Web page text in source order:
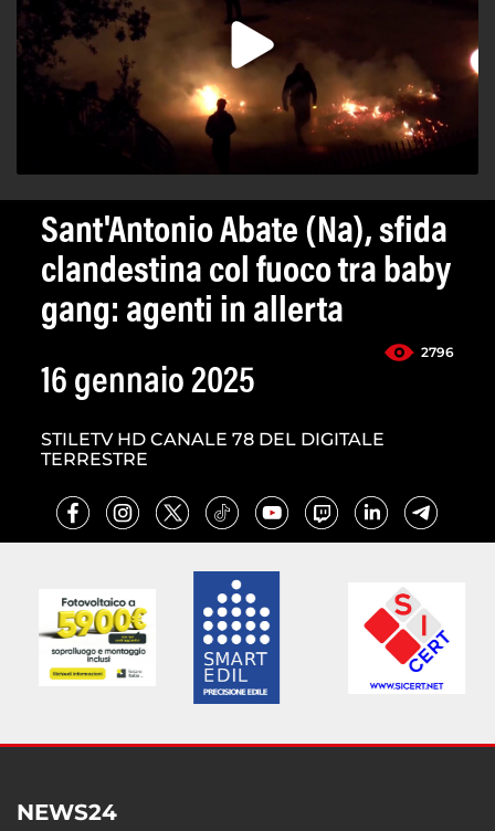
Sant'Antonio Abate (Na), sfida
clandestina col fuoco tra baby
gang: agenti in allerta
2796
16 gennaio 2025
STILETV HD CANALE 78 DEL DIGITALE
TERRESTRE
NEWS24